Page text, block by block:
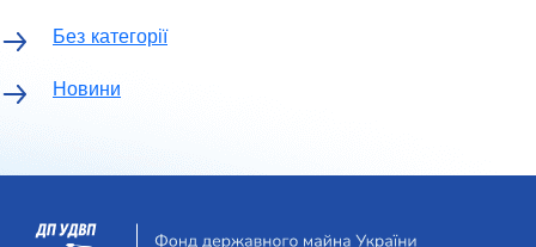
Без категорії
Новини